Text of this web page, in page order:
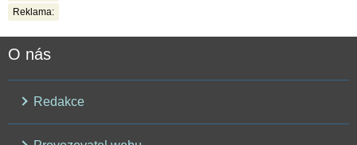
Reklama:
O nás
Redakce